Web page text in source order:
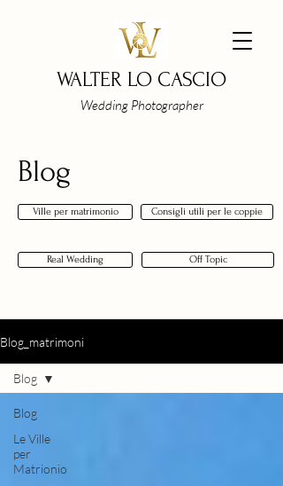
WALTER LO CASCIO
Wedding Photographer
Blog
Ville per matrimonio Consigli utili per le coppie
Real Wedding Off Topic
Blog_matrimoni
Blog
Le Ville
per
Matrionio
Blog